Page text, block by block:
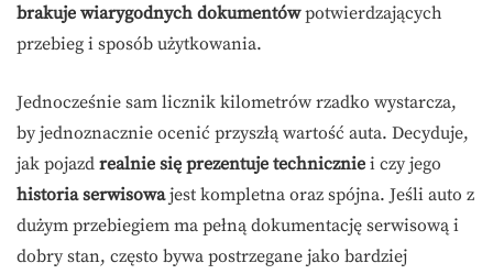
brakuje wiarygodnych dokumentówpotwierdzających
przebieg i sposób użytkowania.
Jednocześnie sam licznik kilometrów rzadko wystarcza,
by jednoznacznie ocenić przyszłą wartość auta. Decyduje,
jak pojazd realnie się prezentuje technicznie i czy jego
historia serwisowajest kompletna oraz spójna. Jeśli auto z
dużym przebiegiem ma pełną dokumentację serwisową i
dobry stan, często bywa postrzegane jako bardziej